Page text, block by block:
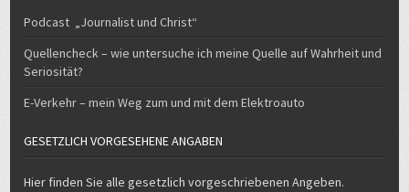
Podcast „Journalist und Christ“
Quellencheck – wie untersuche ich meine Quelle auf Wahrheit und
Seriosität?
E-Verkehr – mein Weg zum und mit dem Elektroauto
GESETZLICH VORGESEHENE ANGABEN
Hier finden Sie alle gesetzlich vorgeschriebenen Angeben.